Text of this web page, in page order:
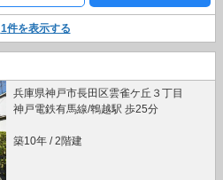
1件を表示する
兵庫県神戸市長田区雲雀ケ丘３丁目
神戸電鉄有馬線/鵯越駅 歩25分
築10年 / 2階建